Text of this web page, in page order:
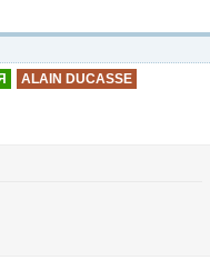
ALAIN DUCASSE